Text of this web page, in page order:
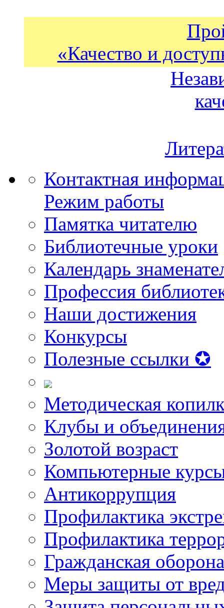
«Качество и
Контактная
Режим работы
Памятка читателю
Библиотечные уроки
Календарь
Профессия
Наши достижения
Конкурсы
Полезные ссылки ✪
Методическая
Клубы и
Золотой возраст
Компьютерные
Антикоррупция
Профилактика
Профилактика
Гражданская оборона
Меры защиты от